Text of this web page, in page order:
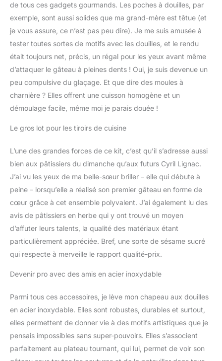
qualité : tous les kits de
gâteau répondent aux
normes américaines de
qualité alimentaire,
fabriqués en acier
inoxydable 304 de
qualité alimentaire,
silicone et plastique.
Robuste et réutilisable,
sans danger pour la
fabrication de gâteaux en
de décoration de gâteau
faire des gâteaux au
fromage, des gâteaux en
quatre, des gâteaux en
mousseline de soie, des
gâteaux fondants.
Moules à gâteau à
charnière de 3 tailles : 3
tailles différentes (10,2 à
des embryons de
gâteaux, des gâteaux au
multicouches. Tous les
passent au four jusqu'à
230 °C et sont fabriqués
en acier au carbone de
antiadhésifs et faciles à
démouler. Excellent
de tous ces gadgets gourmands. Les poches à douilles, par
exemple, sont aussi solides que ma grand-mère est têtue (et
je vous assure, ce n’est pas peu dire). Je me suis amusée à
tester toutes sortes de motifs avec les douilles, et le rendu
était toujours net, précis, un régal pour les yeux avant même
d’attaquer le gâteau à pleines dents ! Oui, je suis devenue un
peu compulsive du glaçage. Et que dire des moules à
charnière ? Elles offrent une cuisson homogène et un
démoulage facile, même moi je parais douée !
Le gros lot pour les tiroirs de cuisine
L’une des grandes forces de ce kit, c’est qu’il s’adresse aussi
bien aux pâtissiers du dimanche qu’aux futurs Cyril Lignac.
J’ai vu les yeux de ma belle-sœur briller – elle qui débute à
peine – lorsqu’elle a réalisé son premier gâteau en forme de
cœur grâce à cet ensemble polyvalent. J’ai également lu des
avis de pâtissiers en herbe qui y ont trouvé un moyen
d’affuter leurs talents, la qualité des matériaux étant
particulièrement appréciée. Bref, une sorte de sésame sucré
qui respecte à merveille le rapport qualité-prix.
Devenir pro avec des amis en acier inoxydable
Parmi tous ces accessoires, je lève mon chapeau aux douilles
en acier inoxydable. Elles sont robustes, durables et surtout,
elles permettent de donner vie à des motifs artistiques que je
pensais impossibles sans super-pouvoirs. Elles s’associent
parfaitement au plateau tournant, qui lui, permet de voir son